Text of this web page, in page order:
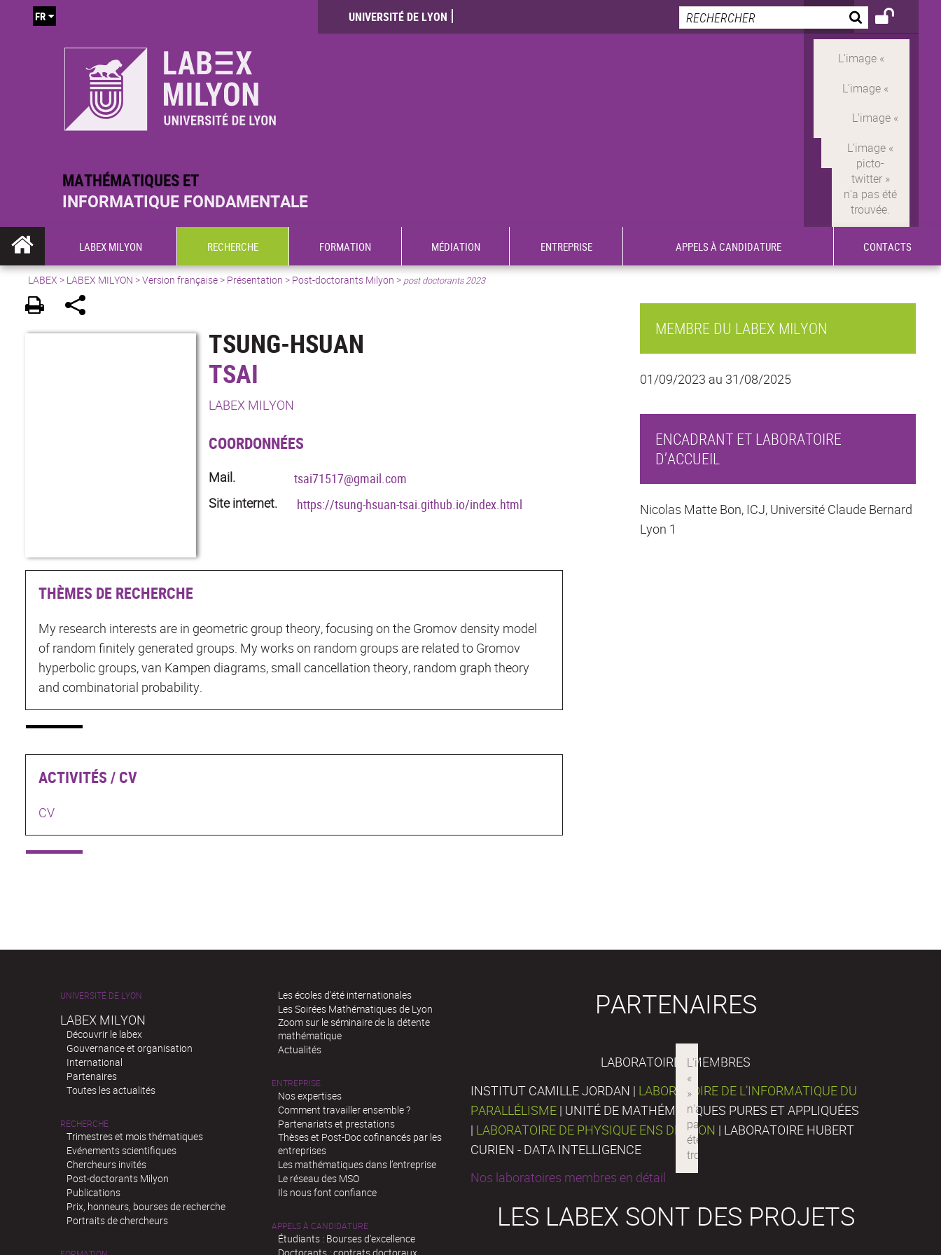
MATHÉMATIQUES ET
INFORMATIQUE FONDAMENTALE
UNIVERSITÉ DE LYON
FR
LABEX MILYON RECHERCHE FORMATION MÉDIATION ENTREPRISE APPELS À CANDIDATURE CONTACTS
LABEX > LABEX MILYON >Version française> Présentation > Post-doctorants Milyon > post doctorants 2023
TSUNG-HSUAN
TSAI
LABEX MILYON
COORDONNÉES
Mail.
tsai71517@gmail.com
Site internet.
https://tsung-hsuan-tsai.github.io/index.html
THÈMES DE RECHERCHE
My research interests are in geometric group theory, focusing on the Gromov density model
of random finitely generated groups. My works on random groups are related to Gromov
hyperbolic groups, van Kampen diagrams, small cancellation theory, random graph theory
and combinatorial probability.
ACTIVITÉS / CV
CV
MEMBRE DU LABEX MILYON
01/09/2023 au 31/08/2025
ENCADRANT ET LABORATOIRE
D’ACCUEIL
Nicolas Matte Bon, ICJ, Université Claude Bernard
Lyon 1
UNIVERSITÉ DE LYON
LABEX MILYON
Découvrir le labex
Gouvernance et organisation
International
Partenaires
Toutes les actualités
RECHERCHE
Trimestres et mois thématiques
Evénements scientifiques
Chercheurs invités
Post-doctorants Milyon
Publications
Prix, honneurs, bourses de recherche
Portraits de chercheurs
Les écoles d'été internationales
Les Soirées Mathématiques de Lyon
Zoom sur le séminaire de la détente
mathématique
Actualités
ENTREPRISE
Nos expertises
Comment travailler ensemble ?
Partenariats et prestations
Thèses et Post-Doc cofinancés par les
entreprises
Les mathématiques dans l’entreprise
Le réseau des MSO
Ils nous font confiance
APPELS À CANDIDATURE
Étudiants : Bourses d'excellence
PARTENAIRES
LABORATOIRES MEMBRES
INSTITUT CAMILLE JORDAN | LABORATOIRE DE L’INFORMATIQUE DU
PARALLÉLISME | UNITÉ DE MATHÉMATIQUES PURES ET APPLIQUÉES
| LABORATOIRE DE PHYSIQUE ENS DE LYON | LABORATOIRE HUBERT
CURIEN - DATA INTELLIGENCE
Nos laboratoires membres en détail
LES LABEX SONT DES PROJETS